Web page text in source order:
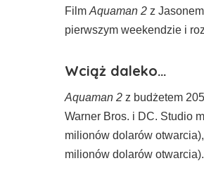
Film Aquaman 2 z
pierwszym weekendzie i
Wciąż daleko…
Aquaman 2 z budżetem
Warner Bros. i DC. Studio
milionów dolarów otwarcia),
milionów dolarów otwarcia).